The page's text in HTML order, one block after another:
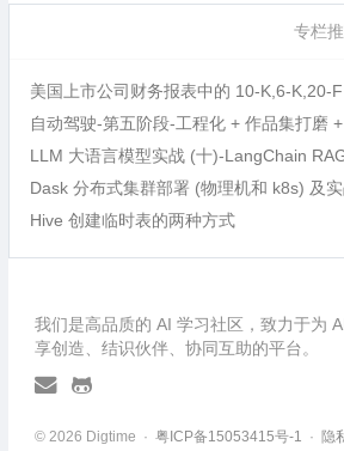
专栏
美国上市公司财务报表中的 10-K,6-K,20-
自动驾驶-第五阶段-工程化 + 作品集打磨
LLM 大语言模型实战 (十)-LangChain
Dask 分布式集群部署 (物理机和 k8s) 及
Hive 创建临时表的两种方式
我们是高品质的 AI 学习社区，致力于为
享创造、结识伙伴、协同互助的平台。
© 2026 Digtime · 粤ICP备15053415号-1 · 隐